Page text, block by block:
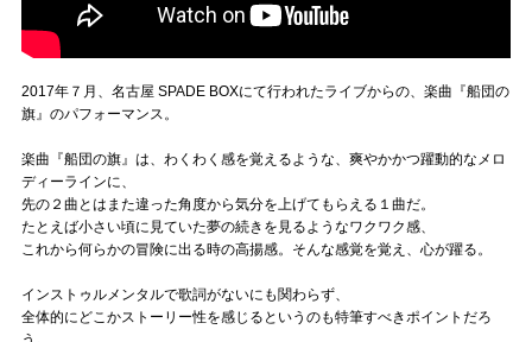
2017年７月、名古屋 SPADE BOXにて行われたライブからの、楽曲『船団の
旗』のパフォーマンス。
楽曲『船団の旗』は、わくわく感を覚えるような、爽やかかつ躍動的なメロ
ディーラインに、
先の２曲とはまた違った角度から気分を上げてもらえる１曲だ。
たとえば小さい頃に見ていた夢の続きを見るようなワクワク感、
これから何らかの冒険に出る時の高揚感。そんな感覚を覚え、心が躍る。
インストゥルメンタルで歌詞がないにも関わらず、
全体的にどこかストーリー性を感じるというのも特筆すべきポイントだろ